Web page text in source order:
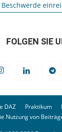
Beschwerde
FOLGEN SIE
DAZ Praktikum
Nutzung von